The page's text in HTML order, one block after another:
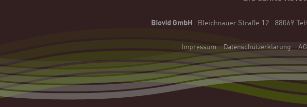
Biovid GmbH Bleichnauer Straße 12 . 88069
Impressum Datenschutzerklärung